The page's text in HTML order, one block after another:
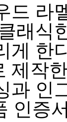
드 라
래식
게 한
제작
과 인
인증